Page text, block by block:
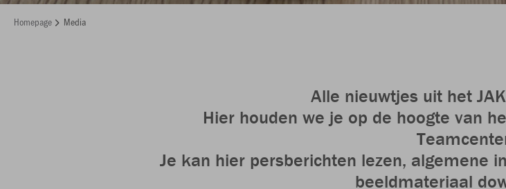
Homepage Media
Alle nieuwtjes uit het
Hier houden we je op de hoogte van
Je kan hier persberichten lezen, algemene
beeldmateriaal